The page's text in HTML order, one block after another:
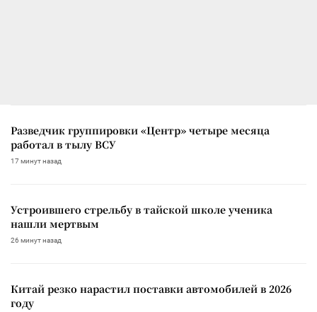
Разведчик группировки «Центр» четыре месяца
работал в тылу ВСУ
17 минут назад
Устроившего стрельбу в тайской школе ученика
нашли мертвым
26 минут назад
Китай резко нарастил поставки автомобилей в 2026
году